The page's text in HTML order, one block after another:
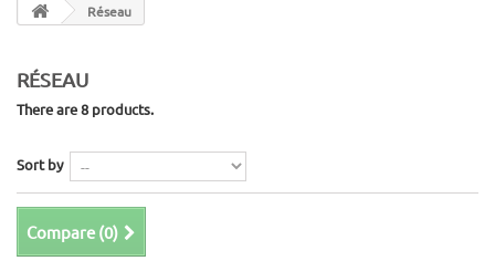
Réseau
RÉSEAU
There are 8 products.
Sort by
Compare (0)